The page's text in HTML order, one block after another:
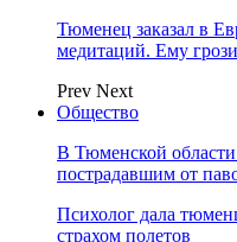
Тюменец заказал в
медитаций. Ему
Prev Next
Общество
В Тюменской
пострадавшим от
Психолог дала
страхом полетов